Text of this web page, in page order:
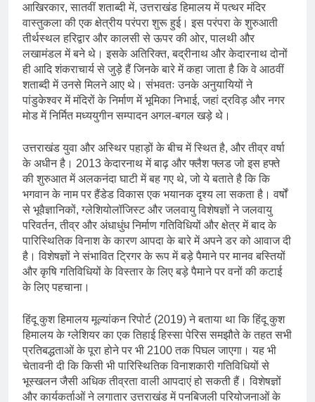
आखिरकार, सातवीं शताब्दी में, उत्तराखंड हिमालय में पत्थर मंदिर
वास्तुकला की एक क्षेत्रीय परंपरा शुरू हुई। इस परंपरा के शुरुआती
तीर्थस्थल हरिद्वार और कालसी से ऊपर की ओर, पालथी और
लखामंडल में बने थे। इसके अतिरिक्त, बद्रीनाथ और केदारनाथ दोनों
ही आदि शंकराचार्य से जुड़े हैं जिनके बारे में कहा जाता है कि वे आठवीं
शताब्दी में उनसे मिलने आए थे। संभवतः उनके अनुयायियों ने
पांडुकेश्वर में मंदिरों के निर्माण में भूमिका निभाई, जहां द्रविड़ और नगर
मोड में निर्मित मध्ययुगीन सम्पादन अगल-बगल खड़े थे।
उत्तराखंड युवा और अस्थिर पहाड़ों के बीच में स्थित है, और तीव्र वर्षा
के अधीन है। 2013 केदारनाथ में बाढ़ और फ्लैश फ्लड जो इस हफ्ते
की शुरुआत में अलकनंदा घाटी में बह गए थे, जो ये बताते है कि कि
भगवान के नाम पर हैंडेड विकास एक भयानक दृश्य ला सकता है। वर्षों
से भूवैज्ञानिकों, ग्लेशियोलॉजिस्ट और जलवायु विशेषज्ञों ने जलवायु
परिवर्तन, तीव्र और अंधाधुंध निर्माण गतिविधियों और क्षेत्र में बाद के
पारिस्थितिक विनाश के कारण आपदा के बारे में अपने डर को आवाज दी
है। विशेषज्ञों ने संभावित ट्रिगर के रूप में बड़े पैमाने पर मानव बस्तियों
और कृषि गतिविधियों के विस्तार के लिए बड़े पैमाने पर वनों की कटाई
के लिए पहचाना।
हिंदू कुश हिमालय मूल्यांकन रिपोर्ट (2019) ने बताया था कि हिंदू कुश
हिमालय के ग्लेशियर का एक तिहाई हिस्सा पेरिस समझौते के तहत सभी
प्रतिबद्धताओं के पूरा होने पर भी 2100 तक पिघल जाएगा। यह भी
चेतावनी दी कि किसी भी पारिस्थितिक विनाशकारी गतिविधियों से
भूस्खलन जैसी अधिक तीव्रता वाली आपदाएं हो सकती हैं। विशेषज्ञों
और कार्यकर्ताओं ने लगातार उत्तराखंड में पनबिजली परियोजनाओं के